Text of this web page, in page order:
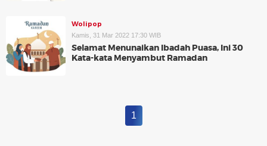
Wolipop
Kamis, 31 Mar 2022 17:30 WIB
Selamat Menunaikan Ibadah Puasa, Ini 30
Kata-kata Menyambut Ramadan
1